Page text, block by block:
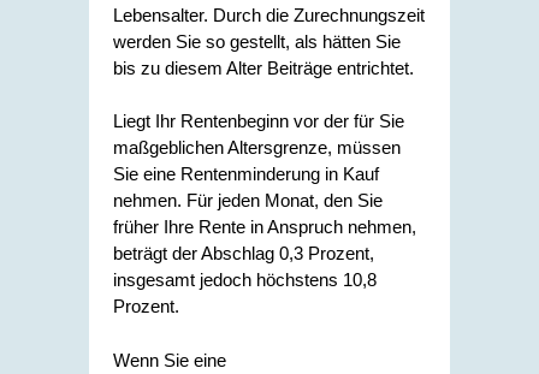
Lebensalter. Durch die Zurechnungszeit
werden Sie so gestellt, als hätten Sie
bis zu diesem Alter Beiträge entrichtet.
Liegt Ihr Rentenbeginn vor der für Sie
maßgeblichen Altersgrenze, müssen
Sie eine Rentenminderung in Kauf
nehmen. Für jeden Monat, den Sie
früher Ihre Rente in Anspruch nehmen,
beträgt der Abschlag 0,3 Prozent,
insgesamt jedoch höchstens 10,8
Prozent.
Wenn Sie eine